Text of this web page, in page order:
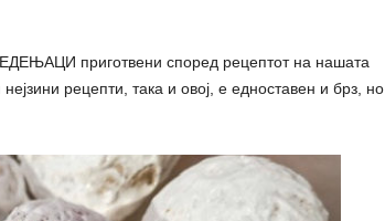
приготвени според рецептот на нашата
рецепти, така и овој, е едноставен и брз, но